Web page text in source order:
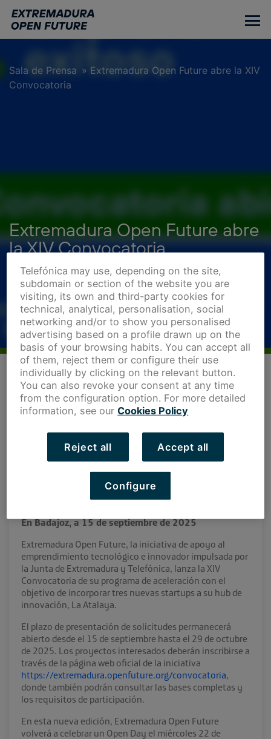
contenido
Sala de Prensa » Extremadura Open Future abre la XIV
Convocatoria
Extremadura Open Future abre
la XIV Convocatoria
Nota de prensa 18 de septiembre de 2025
La iniciativa, impulsada por la Junta de Extremadura y
Telefónica, busca incorporar 3 startups, que se podrán
inscribir en la convocatoria desde hoy 15 de septiembre
y hasta el 29 de octubre.
En Badajoz, a 15 de septiembre de 2025
Extremadura Open Future, la iniciativa de apoyo al
emprendimiento tecnológico e innovador impulsada por
la Junta de Extremadura y Telefónica, lanza la XIV
Convocatoria de su programa de aceleración con el
objetivo de incorporar tres nuevas startups a su hub de
innovación, La Atalaya.
El plazo de presentación de solicitudes permanecerá
abierto desde el 15 de septiembre hasta el 29 de octubre
de 2025. Los proyectos interesados deberán inscribirse a
través de la página web oficial de la iniciativa
https://extremadura.openfuture.org/convocatoria,
donde también podrán consultar las bases completas y
los requisitos de participación.
En esta nueva edición, Extremadura Open Future
volverá a celebrar un Open Day el miércoles 22 de
Telefónica may use, depending on the site,
subdomain or section of the website you are
visiting, its own and third-party cookies for
technical, analytical, personalisation, social
networking and/or to show you personalised
advertising based on a profile drawn up on the
basis of your browsing habits. You can accept all
of them, reject them or configure their use
individually by clicking on the relevant button.
You can also revoke your consent at any time
from the configuration option. For more detailed
information, see our Cookies Policy
Reject all Accept all
Configure